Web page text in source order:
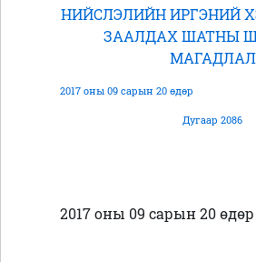
НИЙСЛЭЛИЙН ИРГЭНИЙ
ЗААЛДАХ ШАТНЫ
МАГАДЛАЛ
2017 оны 09 сарын 20 өдөр
Дугаар 2086
2017 оны 09 сарын 20 өдөр